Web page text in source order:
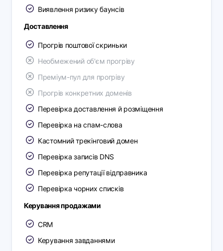
Виявлення ризику баунсів
Доставлення
Прогрів поштової скриньки
Необмежений об'єм прогріву
Преміум-пул для прогріву
Прогрів конкретних доменів
Перевірка доставлення й розміщення
Перевірка на спам-слова
Кастомний трекінговий домен
Перевірка записів DNS
Перевірка репутації відправника
Перевірка чорних списків
Керування продажами
CRM
Керування завданнями